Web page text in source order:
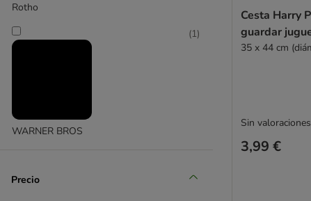
Rotho
WARNER BROS
(1)
Precio
Cesta Harry
guardar
35 x 44 cm
3,99 €
Sin valoraciones